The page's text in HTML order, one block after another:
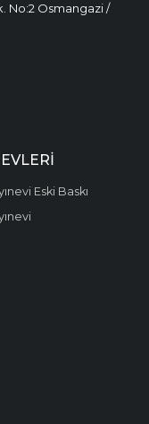
No:2 Osmangazi /
Eski Baskı